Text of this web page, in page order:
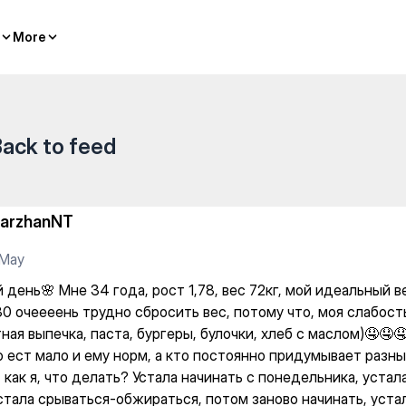
More
More 1,78, вес 72кг, мой
to feed
Мне 34 года, рост 1,78, вес 72кг, мой идеальный
очеееень трудно сбросить вес, потому что, моя
выпечка, паста, бургеры, булочки, хлеб с
ест мало и ему норм, а кто постоянно придумывает
я, что делать? Устала начинать с понедельника,
срываться-обжираться, потом заново начинать,